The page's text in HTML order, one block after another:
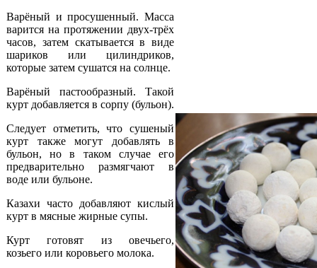
Варёный и просушенный. Масса
варится на протяжении двух-трёх
часов, затем скатывается в виде
шариков или цилиндриков,
которые затем сушатся на солнце.
Варёный пастообразный. Такой
курт добавляется в сорпу (бульон).
Следует отметить, что сушеный
курт также могут добавлять в
бульон, но в таком случае его
предварительно размягчают в
воде или бульоне.
Казахи часто добавляют кислый
курт в мясные жирные супы.
Курт готовят из овечьего,
козьего или коровьего молока.